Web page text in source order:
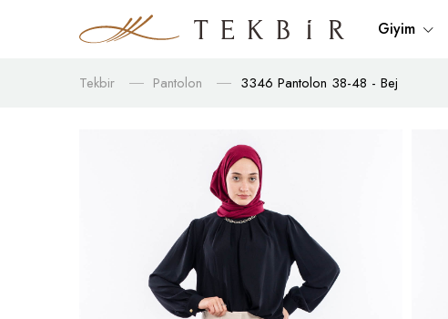
Giyim
Tekbir Pantolon 3346 Pantolon 38-48 - Bej